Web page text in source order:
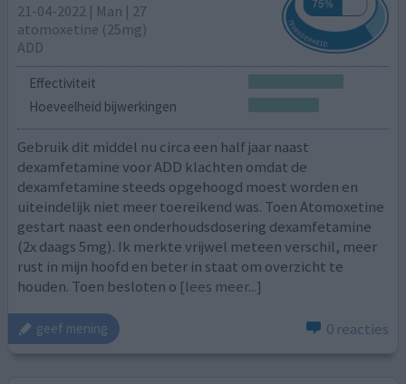
21-04-2022 | Man | 27
atomoxetine (25mg)
ADD
Effectiviteit
Hoeveelheid bijwerkingen
Gebruik dit middel nu circa een half jaar naast
dexamfetamine voor ADD klachten omdat de
dexamfetamine steeds opgehoogd moest worden en
uiteindelijk niet meer toereikend was. Toen Atomoxetine
gestart naast een onderhoudsdosering dexamfetamine
(2x daags 5mg). Ik merkte vrijwel meteen verschil, meer
rust in mijn hoofd en beter in staat om overzicht te
houden. Toen besloten o [lees meer...]
geef mening 0 reacties